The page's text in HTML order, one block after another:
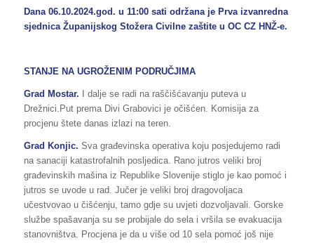
Dana 06.10.2024.god. u 11:00 sati održana je Prva izvanredna
sjednica Županijskog Stožera Civilne zaštite u OC CZ HNŽ-e.
STANJE NA UGROŽENIM PODRUČJIMA
Grad Mostar.
I dalje se radi na raščišćavanju puteva u
Drežnici.Put prema Divi Grabovici je očišćen. Komisija za
procjenu štete danas izlazi na teren.
Grad Konjic. Sva građevinska operativa koju posjedujemo radi
na sanaciji katastrofalnih posljedica. Rano jutros veliki broj
građevinskih mašina iz Republike Slovenije stiglo je kao pomoć i
jutros se uvode u rad. Jučer je veliki broj dragovoljaca
učestvovao u čišćenju, tamo gdje su uvjeti dozvoljavali. Gorske
službe spašavanja su se probijale do sela i vršila se evakuacija
stanovništva. Procjena je da u više od 10 sela pomoć još nije